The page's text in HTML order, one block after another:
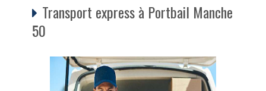
Transport express à Portbail Manche
50